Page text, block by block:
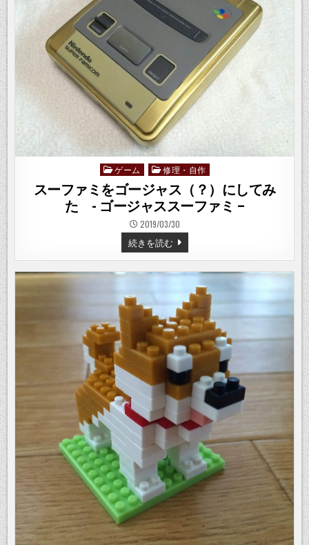
ア
レ
ク
サ
い
て
み
た・・・・
Posted
in
ゲーム 修理・自作
スーファミをゴージャス（？）にしてみ
た - ゴージャススーファミ –
2019/03/30
続きを読むス
ー
フ
ァ
ミ
ー
ジ
ャ
ス
（？）
に
し
て
み
た -
ゴ
ー
ャ
ス
ス
ー
ァ
ミ
–